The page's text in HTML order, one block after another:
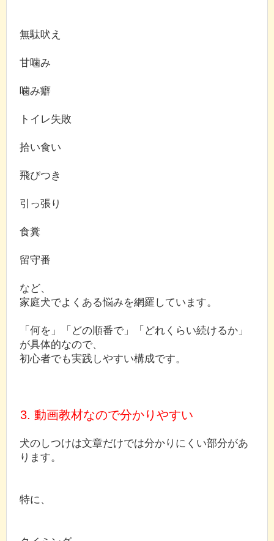
無駄吠え
甘噛み
噛み癖
トイレ失敗
拾い食い
飛びつき
引っ張り
食糞
留守番
など、
家庭犬でよくある悩みを網羅しています。
「何を」「どの順番で」「どれくらい続けるか」
が具体的なので、
初心者でも実践しやすい構成です。
3. 動画教材なので分かりやすい
犬のしつけは文章だけでは分かりにくい部分があ
ります。
特に、